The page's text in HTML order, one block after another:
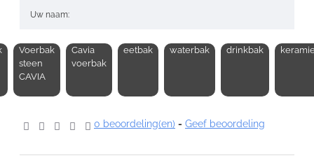
Uw naam:
Voerbak
steen
CAVIA
Cavia
voerbak
eetbak waterbak drinkbak
0 beoordeling(en) - Geef beoordeling